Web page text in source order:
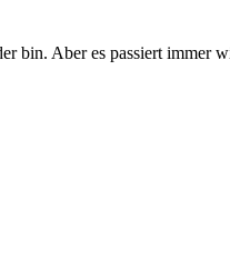
Aber es passiert immer